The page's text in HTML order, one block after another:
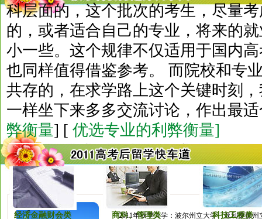
科层面的，这个批次的考生，尽量
的，或者适合自己的专业，将来的
小一些。这个规律不仅适用于国内
也同样值得借鉴参考。 而院校和专
共存的，在求学路上这个关键时刻
一样坐下来多多交流讨论，作出最
弊衡量] [ 优选专业的利弊衡量]
经济金融财会类 商科、管理类 科技工程类
美国
2011年秋季入学：波尔州立大学、亚利桑那